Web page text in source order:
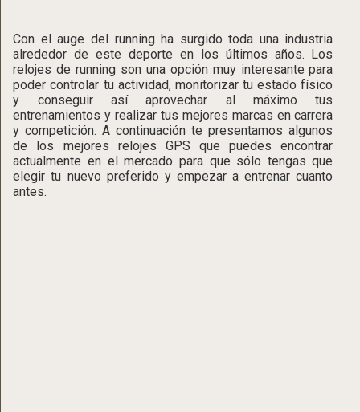
Con el auge del running ha surgido toda una industria
alrededor de este deporte en los últimos años. Los
relojes de running son una opción muy interesante para
poder controlar tu actividad, monitorizar tu estado físico
y conseguir así aprovechar al máximo tus
entrenamientos y realizar tus mejores marcas en carrera
y competición. A continuación te presentamos algunos
de los mejores relojes GPS que puedes encontrar
actualmente en el mercado para que sólo tengas que
elegir tu nuevo preferido y empezar a entrenar cuanto
antes.